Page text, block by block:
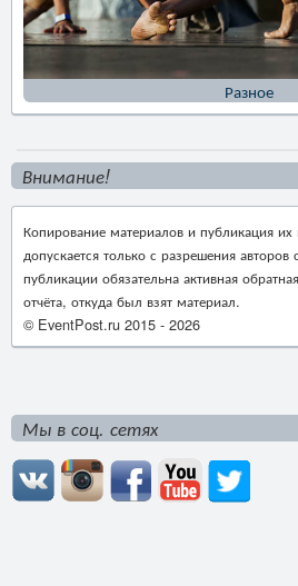
Разное
Внимание!
Копирование материалов и публикация их
допускается только с разрешения
публикации обязательна активная
отчёта, откуда был взят материал.
© EventPost.ru 2015 - 2026
Мы в соц. сетях